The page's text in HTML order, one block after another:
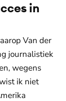
in
Van der
journalistiek
wegens
ik niet